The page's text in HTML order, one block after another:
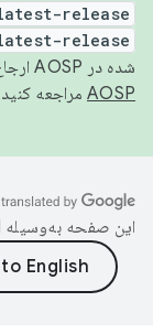
release
release
شده در AOSP ارجاع می‌دهد. برای اطلاعات بیشتر، به
AOSP مراجعه
این صفحه به‌وسیله